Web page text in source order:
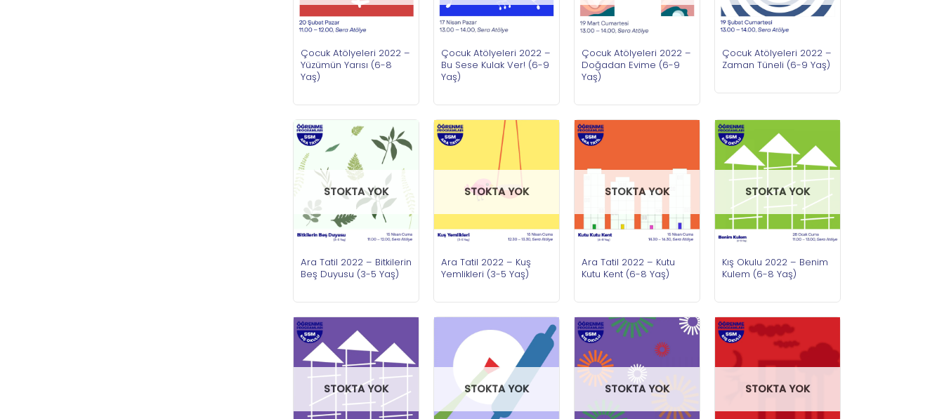
Çocuk Atölyeleri 2022 –
Yüzümün Yarısı (6-8
Yaş)
Çocuk Atölyeleri 2022 –
Bu Sese Kulak Ver! (6-9
Yaş)
Çocuk Atölyeleri 2022 –
Doğadan Evime (6-9
Yaş)
Çocuk Atölyeleri 2022 –
Zaman Tüneli (6-9 Yaş)
STOKTA YOK
Ara Tatil 2022 – Bitkilerin
Beş Duyusu (3-5 Yaş)
STOKTA YOK
Ara Tatil 2022 – Kuş
Yemlikleri (3-5 Yaş)
STOKTA YOK
Ara Tatil 2022 – Kutu
Kutu Kent (6-8 Yaş)
STOKTA YOK
Kış Okulu 2022 – Benim
Kulem (6-8 Yaş)
STOKTA YOK STOKTA YOK STOKTA YOK STOKTA YOK